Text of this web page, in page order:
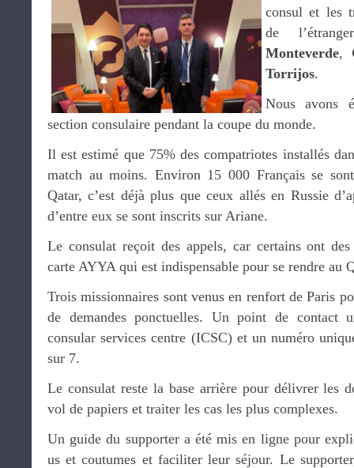
consul et les
de
Monteverde,
Torrijos.
Nous avons
section consulaire pendant la coupe du monde.
Il est estimé que 75% des compatriotes installés
match au moins. Environ 15 000 Français se
Qatar, c’est déjà plus que ceux allés en Russie
d’entre eux se sont inscrits sur Ariane.
Le consulat reçoit des appels, car certains ont
carte AYYA qui est indispensable pour se rendre au
Trois missionnaires sont venus en renfort de Paris
de demandes ponctuelles. Un point de contact
consular services centre (ICSC) et un numéro
sur 7.
Le consulat reste la base arrière pour délivrer les
vol de papiers et traiter les cas les plus complexes.
Un guide du supporter a été mis en ligne pour
us et coutumes et faciliter leur séjour. Le